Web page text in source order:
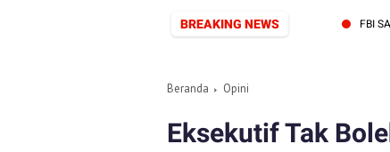
BREAKING NEWS
SIAP PERKUAT SINERGI PERS DAN PEMERINTAH FBI
Beranda Opini
Eksekutif Tak